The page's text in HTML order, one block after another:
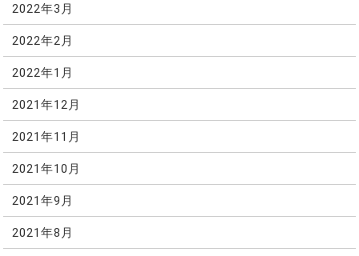
2022年3月
2022年2月
2022年1月
2021年12月
2021年11月
2021年10月
2021年9月
2021年8月